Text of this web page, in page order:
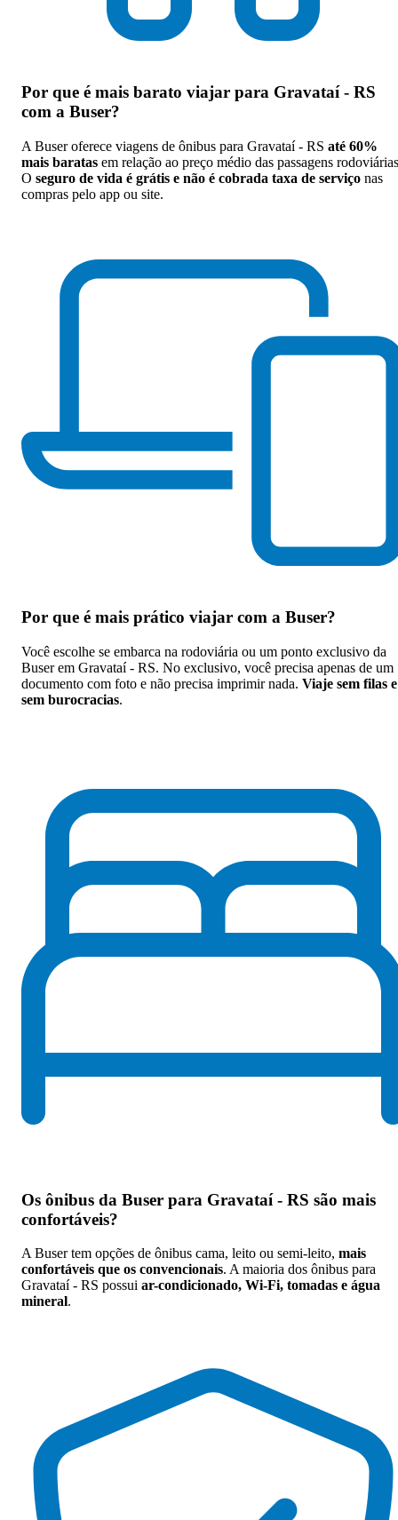
Por que é mais barato viajar para Gravataí - RS
com a Buser?
A Buser oferece viagens de ônibus para Gravataí - RS até 60%
mais baratas em relação ao preço médio das passagens
O seguro de vida é grátis e não é cobrada taxa de serviço nas
compras pelo app ou site.
Por que é mais prático viajar com a Buser?
Você escolhe se embarca na rodoviária ou um ponto exclusivo da
Buser em Gravataí - RS. No exclusivo, você precisa apenas de um
documento com foto e não precisa imprimir nada. Viaje sem filas e
sem burocracias.
Os ônibus da Buser para Gravataí - RS são mais
confortáveis?
A Buser tem opções de ônibus cama, leito ou semi-leito, mais
confortáveis que os convencionais. A maioria dos ônibus para
Gravataí - RS possui ar-condicionado, Wi-Fi, tomadas e água
mineral.